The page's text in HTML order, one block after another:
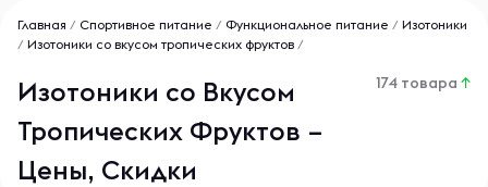
Главная / Спортивное питание / Функциональное питание / Изотоники
/ Изотоники со вкусом тропических фруктов /
Изотоники со Вкусом
Тропических Фруктов –
Цены, Скидки
174 товара ↑